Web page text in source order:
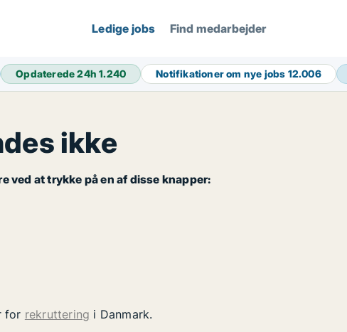
Ledige jobs Find medarbejder
Opdaterede 24h1.240 Notifikationer om nye jobs 12.006
ikke
ved at trykke på en af disse knapper:
for rekruttering i Danmark.